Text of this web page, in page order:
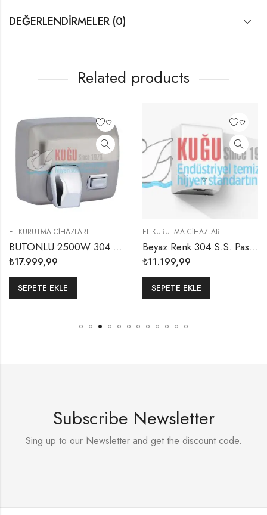
DEĞERLENDIRMELER (0)
Related products
EL KURUTMA CIHAZLARI
BUTONLU 2500W 304 S.S. SATİN PASLANMAZ ÇELİK EL KURUTMA MAKİNESİ
17.999,99
SEPETE EKLE
EL KURUTMA CIHAZLARI
Beyaz Renk 304 S.S. Paslanmaz Çelik Sensörlü ve Fotoselli A+ Enerji Tasarruflu El Kurutma Makinesi Cihazı
11.199,99
SEPETE EKLE
Subscribe Newsletter
Sing up to our Newsletter and get the discount code.